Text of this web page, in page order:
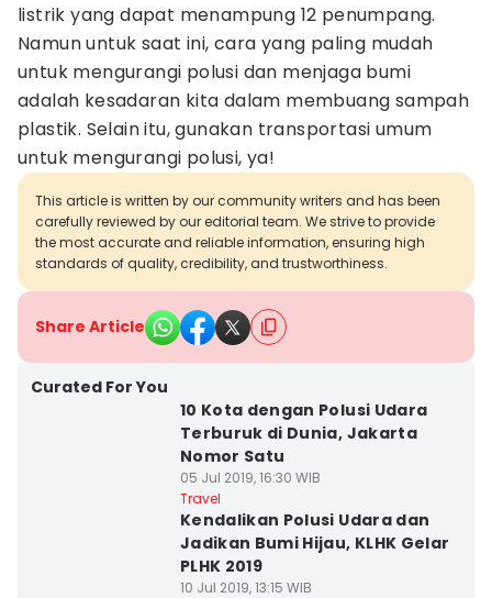
listrik yang dapat menampung 12 penumpang.
Namun untuk saat ini, cara yang paling mudah
untuk mengurangi polusi dan menjaga bumi
adalah kesadaran kita dalam membuang sampah
plastik. Selain itu, gunakan transportasi umum
untuk mengurangi polusi, ya!
This article is written by our community writers and has been
carefully reviewed by our editorial team. We strive to provide
the most accurate and reliable information, ensuring high
standards of quality, credibility, and trustworthiness.
Share Article
Curated For You
10 Kota dengan Polusi Udara
Terburuk di Dunia, Jakarta
Nomor Satu
05 Jul 2019, 16:30 WIB
Travel
Kendalikan Polusi Udara dan
Jadikan Bumi Hijau, KLHK Gelar
PLHK 2019
10 Jul 2019, 13:15 WIB